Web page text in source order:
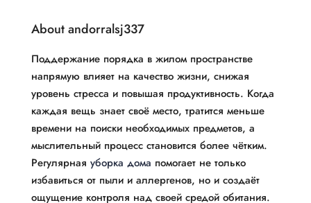
About andorralsj337
Поддержание порядка в жилом пространстве
напрямую влияет на качество жизни, снижая
уровень стресса и повышая продуктивность. Когда
каждая вещь знает своё место, тратится меньше
времени на поиски необходимых предметов, а
мыслительный процесс становится более чётким.
Регулярная уборка дома помогает не только
избавиться от пыли и аллергенов, но и создаёт
ощущение контроля над своей средой обитания.